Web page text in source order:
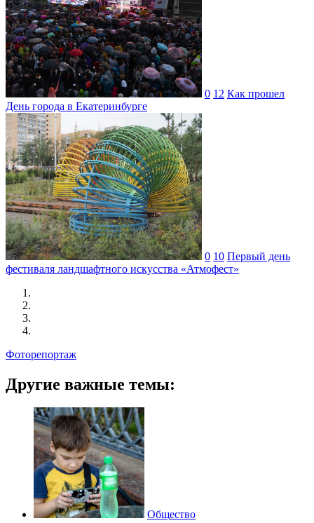
0 12 Как прошел
День города в Екатеринбурге
0 10 Первый день
фестиваля ландшафтного искусства «Атмофест»
Фоторепортаж
Другие важные темы:
Общество